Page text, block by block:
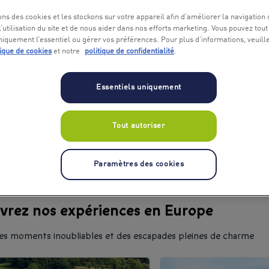
et ses canaux ou
bouillonnante, Oxford
Florence pour l’art,
découvrir Berlin ou
ou Valence pour la cuisine,
Citytrip Séjour en
Séjour en Allemagne
Séjour au Royaume-Uni et
Séjour dans le monde
nos expériences en Europe
moments inoubliables et des escapades pleines de charme
des cookies et les stockons sur votre appareil afin d’améliorer la navigation
du site et de nous aider dans nos efforts marketing. Vous pouvez
l’essentiel ou gérer vos préférences. Pour plus d’informations,
de cookieset notre politique de confidentialité.
Essentiels uniquement
Tout autoriser
Paramètres des cookies